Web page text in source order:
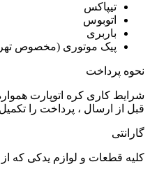
تیپاکس
اتوبوس
باربری
پیک موتوری (مخصوص
نحوه پرداخت
شرایط کاری کره اتوپارت
قبل از ارسال ، پرداخت را
گارانتی
کلیه قطعات و لوازم یدکی که